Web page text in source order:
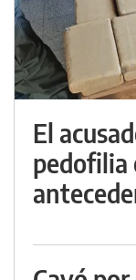
El
pedofilia